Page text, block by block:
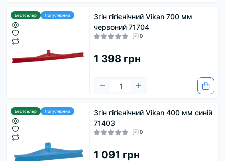
Бестселер Популярний
Згін гігієнічний Vikan 700 мм
червоний 71704
0
1 398 грн
Бестселер Популярний
Згін гігієнічний Vikan 400 мм синій
71403
0
1 091 грн